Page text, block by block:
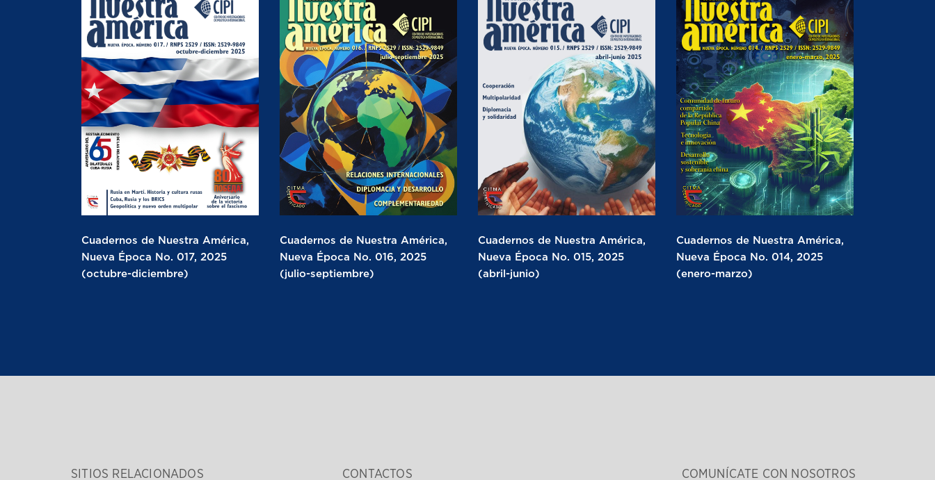
Cuadernos de Nuestra América,
Nueva Época No. 017, 2025
(octubre-diciembre)
Cuadernos de Nuestra América,
Nueva Época No. 016, 2025
(julio-septiembre)
Cuadernos de Nuestra América,
Nueva Época No. 015, 2025
(abril-junio)
Cuadernos de Nuestra América,
Nueva Época No. 014, 2025
(enero-marzo)
SITIOS RELACIONADOS CONTACTOS COMUNÍCATE CON NOSOTROS